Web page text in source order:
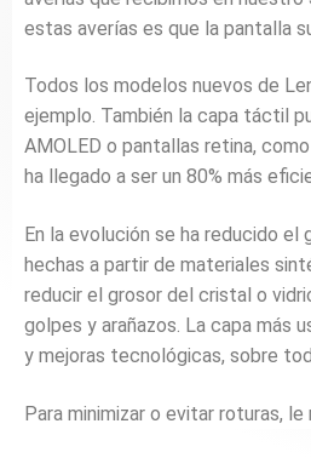
estas averías es que la pantalla
Todos los modelos nuevos de
ejemplo. También la capa táctil
AMOLED o pantallas retina,
ha llegado a ser un 80% más
En la evolución se ha reducido
hechas a partir de materiales
reducir el grosor del cristal o
golpes y arañazos. La capa más
y mejoras tecnológicas, sobre
Para minimizar o evitar roturas,